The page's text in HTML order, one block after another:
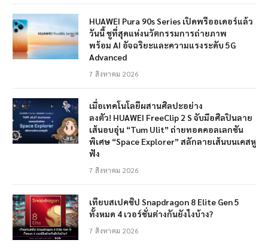
HUAWEI Pura 90s Series เปิดพรีออเดอร์แล้ว
วันนี้ ชูที่สุดแห่งนวัตกรรมการถ่ายภาพ
พร้อม AI อัจฉริยะและความแรงระดับ 5G
Advanced
7 สิงหาคม 2026
เมื่อเทคโนโลยีผสานศิลปะอย่าง
ลงตัว! HUAWEI FreeClip 2 S จับมือศิลปินลาย
เส้นอบอุ่น “Tum Ulit” ถ่ายทอดคอลเลกชัน
พิเศษ “Space Explorer” สลักลายเส้นบนเคสหู
ฟัง
7 สิงหาคม 2026
เทียบสเปคชิป Snapdragon 8 Elite Gen 5
ทั้งหมด 4 เวอร์ชั่นต่างกันยังไงบ้าง?
7 สิงหาคม 2026